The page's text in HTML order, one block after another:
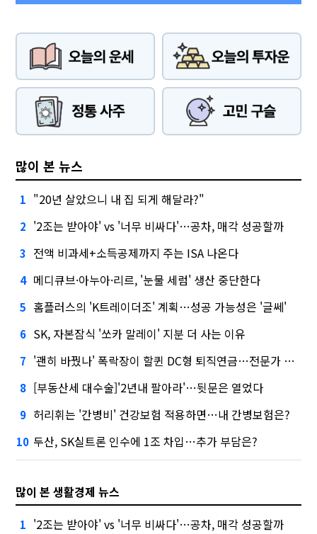
많이 본 뉴스
1 "20년 살았으니 내 집 되게 해달라?"
2 '2조는 받아야' vs '너무 비싸다'…공차, 매각 성공할까
3 전액 비과세+소득공제까지 주는 ISA 나온다
4 메디큐브·아누아·리르, '눈물 세럼' 생산 중단한다
5 홈플러스의 'K트레이더조' 계획…성공 가능성은 '글쎄'
6 SK, 자본잠식 '쏘카 말레이' 지분 더 사는 이유
7 '괜히 바꿨나' 폭락장이 할퀸 DC형 퇴직연금…전문가 조언은
8 [부동산세 대수술]'2년내 팔아라'…뒷문은 열었다
9 허리휘는 '간병비' 건강보험 적용하면…내 간병보험은?
10 두산, SK실트론 인수에 1조 차입…추가 부담은?
많이 본 생활경제 뉴스
1 '2조는 받아야' vs '너무 비싸다'…공차, 매각 성공할까